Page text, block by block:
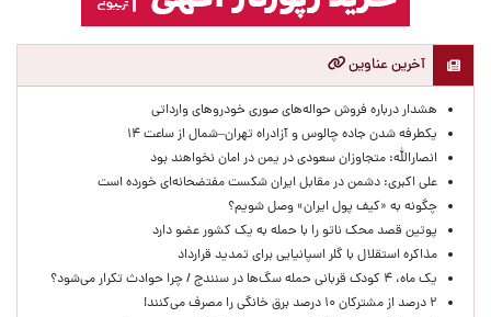
آخرین عناوین
هشدار درباره فروش حواله‌های صوری خودروهای وارداتی
یکطرفه شدن جاده چالوس و آزادراه تهران–شمال از ساعت ۱۴
انصارالله: متجاوزان سعودی در یمن در امان نخواهند بود
علی اکبری: دشمن در مقابل ایران شکست مفتضحانه‌ای خورده است
چگونه به «کیف پول ایران» وصل شویم؟
پوتین قصد محک ناتو را با حمله به یک کشور عضو دارد
مذاکره استقلال با گلر اسپانیایی برای تمدید قرارداد
یک ماه، ۴ کودک قربانی حمله سگ‌ها در سنندج / چرا حوادث تکرار می‌شود؟
۲ درصد از مشترکان ۱۰ درصد برق خانگی را مصرف می‌کنند!